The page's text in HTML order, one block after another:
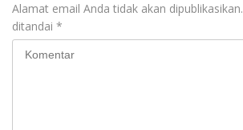
Alamat email Anda tidak akan dipublikasikan.
ditandai *